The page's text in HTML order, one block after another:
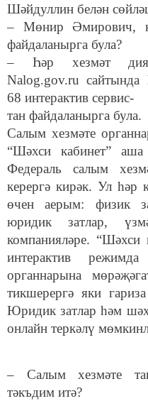
Шәйдуллин белән
– Мөнир Әмирович,
файдаланырга була?
– Һәр хезмәт
Nalog.gov.ru
68 интерактив сервис-
тан файдаланырга була.
Салым хезмәте
“Шәхси кабинет”
Федераль салым
керергә кирәк. Ул һәр
өчен аерым: физик
юридик затлар,
компанияләре. “Шәхси
интерактив
органнарына
тикшерергә яки
Юридик затлар һәм
онлайн теркәлү
– Салым хезмәте
тәкъдим итә?